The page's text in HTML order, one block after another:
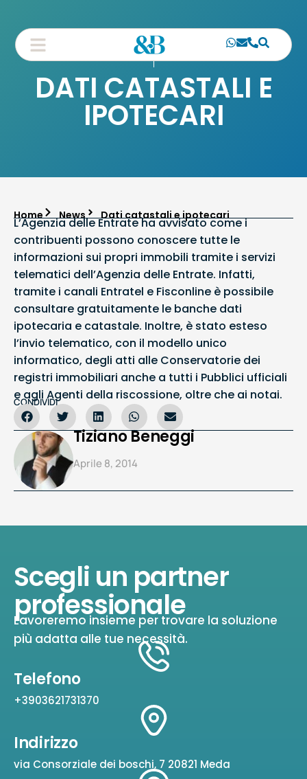
DATI CATASTALI E
IPOTECARI
Home News Dati catastali e ipotecari
L’Agenzia delle Entrate ha avvisato come i
contribuenti possono conoscere tutte le
informazioni sui propri immobili tramite i servizi
telematici dell’Agenzia delle Entrate. Infatti,
tramite i canali Entratel e Fisconline è possibile
consultare gratuitamente le banche dati
ipotecaria e catastale. Inoltre, è stato esteso
l’invio telematico, con il modello unico
informatico, degli atti alle Conservatorie dei
registri immobiliari anche a tutti i Pubblici ufficiali
e agli Agenti della riscossione, oltre che ai notai.
CONDIVIDI
Tiziano Beneggi
Aprile 8, 2014
Scegli un partner
professionale
Lavoreremo insieme per trovare la soluzione
più adatta alle tue necessità.
Telefono
+3903621731370
Indirizzo
via Consorziale dei boschi, 7 20821 Meda